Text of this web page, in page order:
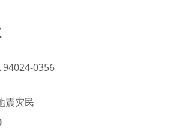
94024-0356
震灾民